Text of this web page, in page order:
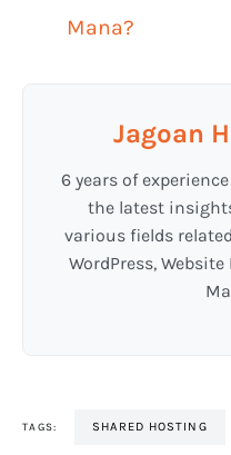
Mana?
Jagoan
6 years of
the latest
various fields
WordPress,
TAGS: SHARED HOSTING